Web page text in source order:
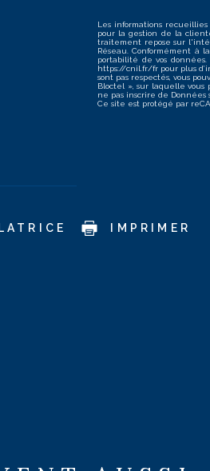
Les informations
pour la gestion de la
traitement repose sur
Réseau. Conformément à
portabilité de vos
https://cnil.fr/fr pour plus
sont pas respectés, vous
Bloctel », sur laquelle vous
ne pas inscrire de Données
Ce site est protégé par
IMPRIMER